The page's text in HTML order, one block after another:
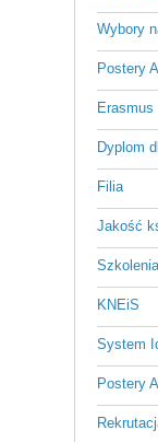
Wybory
Postery
Erasmus
Dyplom
Filia
Jakość
Szkolenia
KNEiS
System
Postery